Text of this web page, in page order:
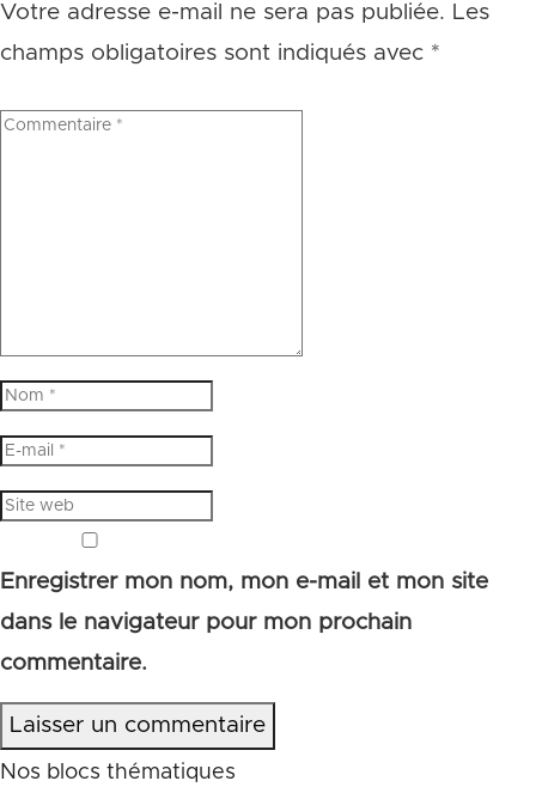
Votre adresse e-mail ne sera pas publiée. Les
champs obligatoires sont indiqués avec *
Enregistrer mon nom, mon e-mail et mon site
dans le navigateur pour mon prochain
commentaire.
Laisser un commentaire
Nos blocs thématiques